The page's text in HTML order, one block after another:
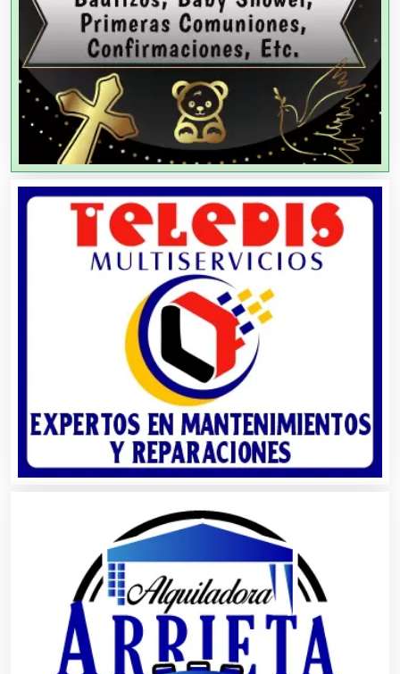
Artículos de Oficina
Artículos de Piel
Artículos Importados
Artículos para el Hogar
Artículos para Regalos
Artículos Personales
Artículos Publicitarios
Aseguradoras
Asesores Técnicos
Asesoría Fiscal